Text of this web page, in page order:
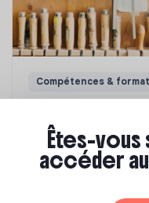
Compétences &
Marianne Roussel •
Êtes-
accéder